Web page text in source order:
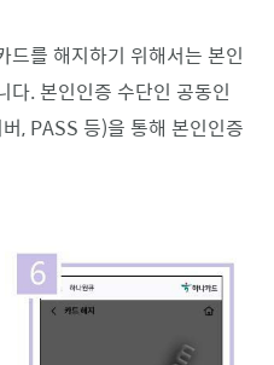
드를 해지하기 위해서는 본인
다. 본인인증 수단인 공동인
, PASS 등)을 통해 본인인증